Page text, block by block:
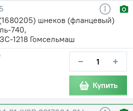
шнеков (фланцевый)
740,
1218 Гомсельмаш
− +
Купить